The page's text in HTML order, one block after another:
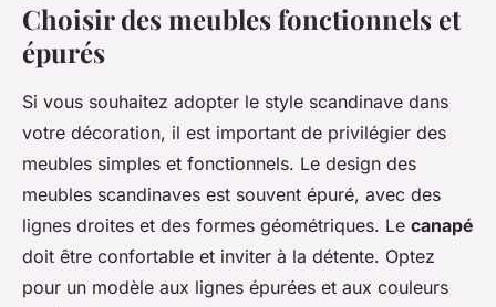
Choisir des meubles fonctionnels et
épurés
Si vous souhaitez adopter le style scandinave dans
votre décoration, il est important de privilégier des
meubles simples et fonctionnels. Le design des
meubles scandinaves est souvent épuré, avec des
lignes droites et des formes géométriques. Le canapé
doit être confortable et inviter à la détente. Optez
pour un modèle aux lignes épurées et aux couleurs